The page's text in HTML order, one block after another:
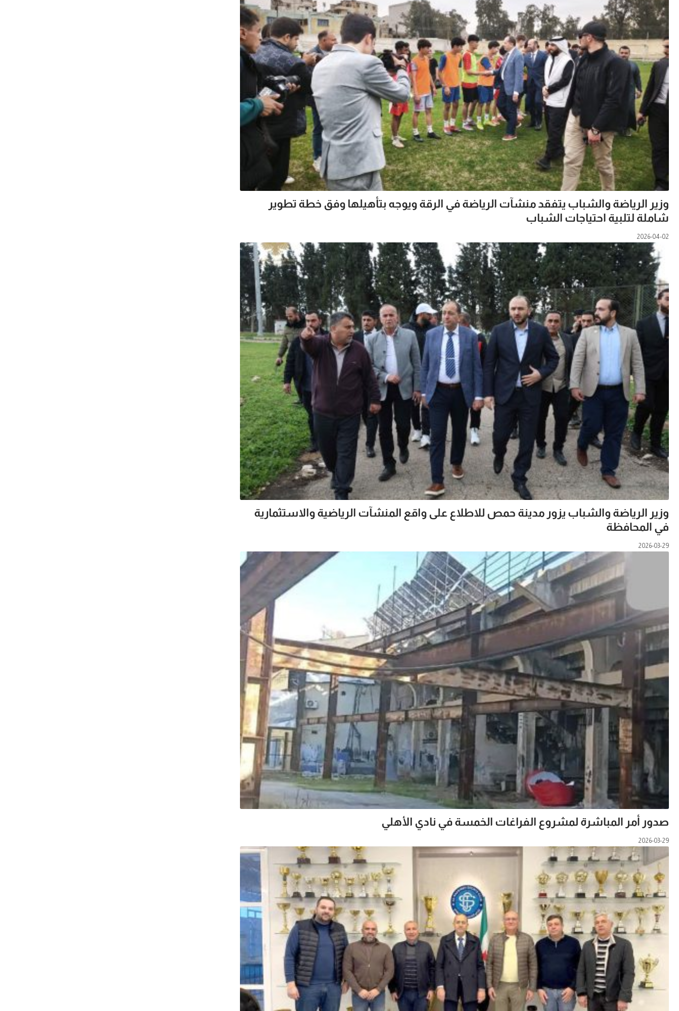
وزير الرياضة والشباب يتفقد منشآت الرياضة في الرقة ويوجه بتأهيلها وفق خطة تطوير
شاملة لتلبية احتياجات الشباب
2026-04-02
وزير الرياضة والشباب يزور مدينة حمص للاطلاع على واقع المنشآت الرياضية والاستثمارية
في المحافظة
2026-03-29
صدور أمر المباشرة لمشروع الفراغات الخمسة في نادي الأهلي
2026-03-29